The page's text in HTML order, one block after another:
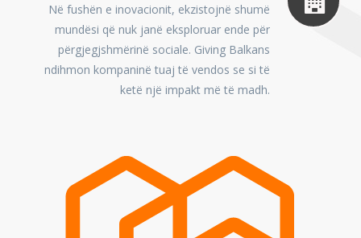
Në fushën e inovacionit, ekzistojnë shumë
mundësi që nuk janë eksploruar ende për
përgjegjshmërinë sociale. Giving Balkans
ndihmon kompaninë tuaj të vendos se si të
ketë një impakt më të madh.